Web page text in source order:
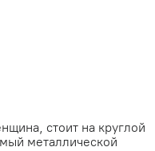
стоит на круглой
металлической